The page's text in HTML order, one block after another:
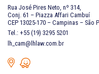
Rua José Pires Neto, nº 314,
Conj. 61 – Piazza Affari Cambuí
CEP 13025-170 – Campinas – São
Tel.: +55 (19) 3295 5201
lh_cam@lhlaw.com.br